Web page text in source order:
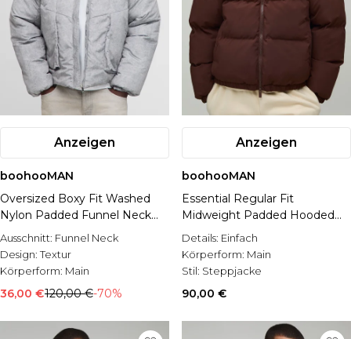
Anzeigen
boohooMAN
Oversized Boxy Fit Washed
Nylon Padded Funnel Neck
Puffer Jacket
Ausschnitt: Funnel Neck
Design:Textur
Körperform: Main
36,00 €120,00 €-70%
Anzeigen
boohooMAN
Essential Regular Fit
Midweight Padded Hooded
Puffer Jacket
Details: Einfach
Körperform: Main
Stil: Steppjacke
90,00 €